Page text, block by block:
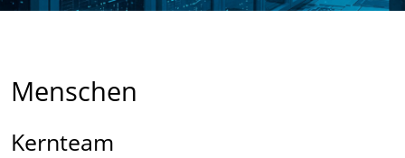
Menschen
Kernteam